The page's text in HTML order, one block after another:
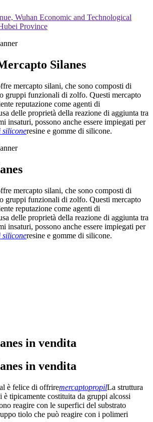
Wuhan Economic and Technological
Province
Silanes
mercapto silani, che sono composti di
gruppi funzionali di zolfo. Questi mercapto
reputazione come agenti di
delle proprietà della reazione di aggiunta tra
insaturi, possono anche essere impiegati per
siliconeresine e gomme di silicone.
mercapto silani, che sono composti di
gruppi funzionali di zolfo. Questi mercapto
reputazione come agenti di
delle proprietà della reazione di aggiunta tra
insaturi, possono anche essere impiegati per
siliconeresine e gomme di silicone.
in vendita
in vendita
è felice di offriremercaptopropilLa struttura
è tipicamente costituita da gruppi alcossi
reagire con le superfici del substrato
tiolo che può reagire con i polimeri